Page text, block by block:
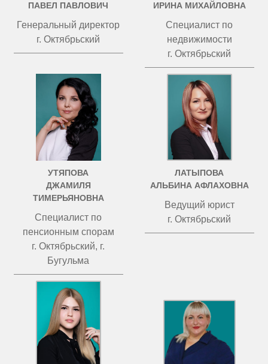
ПАВЕЛ ПАВЛОВИЧ
Генеральный директор
г. Октябрьский
ИРИНА МИХАЙЛОВНА
Специалист по
недвижимости
г. Октябрьский
УТЯПОВА
ДЖАМИЛЯ
ТИМЕРЬЯНОВНА
Специалист по
пенсионным спорам
г. Октябрьский, г.
Бугульма
ЛАТЫПОВА
АЛЬБИНА АФЛАХОВНА
Ведущий юрист
г. Октябрьский